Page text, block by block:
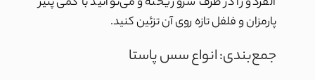
پارمزان و فلفل تازه روی آن تزئین کنید.
جمع‌بندی: انواع سس پاستا